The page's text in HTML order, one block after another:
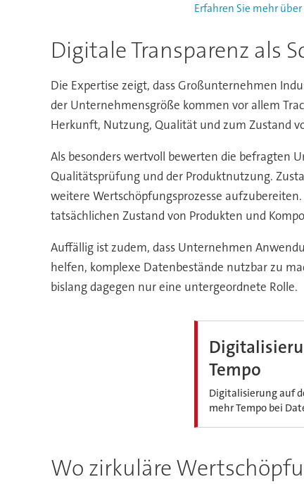
Erfahren Sie mehr
Digitale Transparenz als
Die Expertise zeigt, dass Großunternehmen
der Unternehmensgröße kommen vor allem
Herkunft, Nutzung, Qualität und zum Zustand
Als besonders wertvoll bewerten die befragten
Qualitätsprüfung und der Produktnutzung.
weitere Wertschöpfungsprozesse
tatsächlichen Zustand von Produkten und
Auffällig ist zudem, dass Unternehmen
helfen, komplexe Datenbestände nutzbar zu
bislang dagegen nur eine untergeordnete Rolle.
Tempo
Digitalisierung auf
mehr Tempo bei
Wo zirkuläre